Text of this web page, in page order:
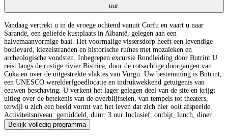
uur.
Vandaag vertrekt u in de vroege ochtend vanuit Corfu en vaart u naar
Sarandë, een geliefde kustplaats in Albanië, gelegen aan een
halvemaanvormige baai. Het voormalige vissersdorp heeft een levendige
boulevard, kiezelstranden en historische ruïnes met mozaïeken en
archeologische vondsten. Inbegrepen excursie Rondleiding door Butrint U
reist langs de rustige rivier Bistrica, door de rotsachtige doorgangen van
Cuka en over de uitgestrekte vlaktes van Vurgu. Uw bestemming is Butrint,
een UNESCO werelderfgoedlocatie en indrukwekkend getuigenis van
eeuwen beschaving. U verkent het lager gelegen deel van de site en krijgt
uitleg over de betekenis van de overblijfselen, van tempels tot theaters,
terwijl u zich een beeld vormt van het leven dat zich hier ooit afspeelde.
Activiteitsniveau: gemiddeld, duur: 3 uur Inclusief: ontbijt, lunch, diner
Bekijk volledig programma